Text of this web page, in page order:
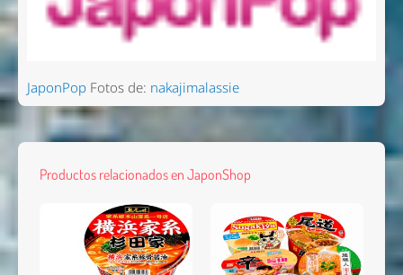
JaponPopFotos de: nakajimalassie
Productos relacionados en JaponShop